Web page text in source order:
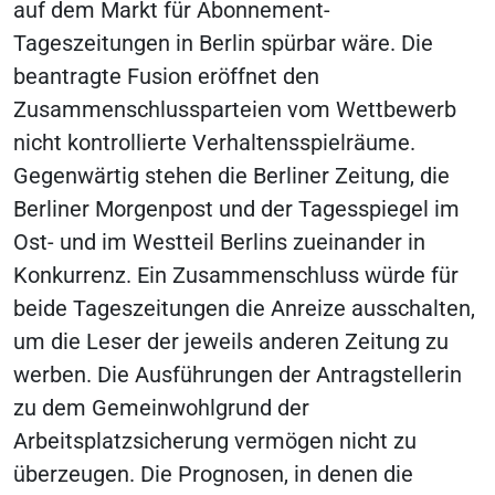
auf dem Markt für Abonnement-
Tageszeitungen in Berlin spürbar wäre. Die
beantragte Fusion eröffnet den
Zusammenschlussparteien vom Wettbewerb
nicht kontrollierte Verhaltensspielräume.
Gegenwärtig stehen die Berliner Zeitung, die
Berliner Morgenpost und der Tagesspiegel im
Ost- und im Westteil Berlins zueinander in
Konkurrenz. Ein Zusammenschluss würde für
beide Tageszeitungen die Anreize ausschalten,
um die Leser der jeweils anderen Zeitung zu
werben. Die Ausführungen der Antragstellerin
zu dem Gemeinwohlgrund der
Arbeitsplatzsicherung vermögen nicht zu
überzeugen. Die Prognosen, in denen die